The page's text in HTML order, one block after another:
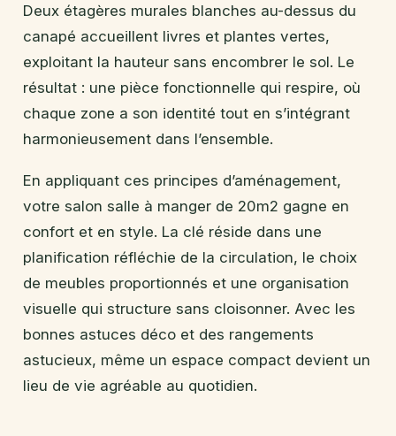
Deux étagères murales blanches au-dessus du
canapé accueillent livres et plantes vertes,
exploitant la hauteur sans encombrer le sol. Le
résultat : une pièce fonctionnelle qui respire, où
chaque zone a son identité tout en s’intégrant
harmonieusement dans l’ensemble.
En appliquant ces principes d’aménagement,
votre salon salle à manger de 20m2 gagne en
confort et en style. La clé réside dans une
planification réfléchie de la circulation, le choix
de meubles proportionnés et une organisation
visuelle qui structure sans cloisonner. Avec les
bonnes astuces déco et des rangements
astucieux, même un espace compact devient un
lieu de vie agréable au quotidien.